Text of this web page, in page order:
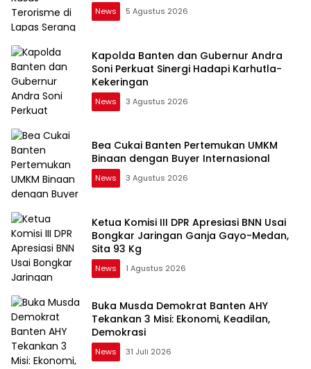
News 5 Agustus 2026
Kapolda Banten dan Gubernur Andra
Soni Perkuat Sinergi Hadapi Karhutla-
Kekeringan
News 3 Agustus 2026
Bea Cukai Banten Pertemukan UMKM
Binaan dengan Buyer Internasional
News 3 Agustus 2026
Ketua Komisi III DPR Apresiasi BNN Usai
Bongkar Jaringan Ganja Gayo-Medan,
Sita 93 Kg
News 1 Agustus 2026
Buka Musda Demokrat Banten AHY
Tekankan 3 Misi: Ekonomi, Keadilan,
Demokrasi
News 31 Juli 2026